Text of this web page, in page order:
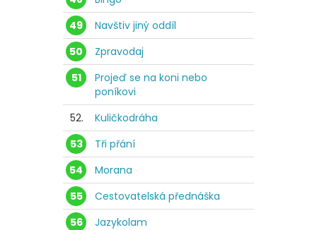
49
Navštiv jiný oddíl
50
Zpravodaj
51
Projeď se na koni nebo
poníkovi
52.
Kuličkodráha
53
Tři přání
54
Morana
55
Cestovatelská přednáška
56
Jazykolam